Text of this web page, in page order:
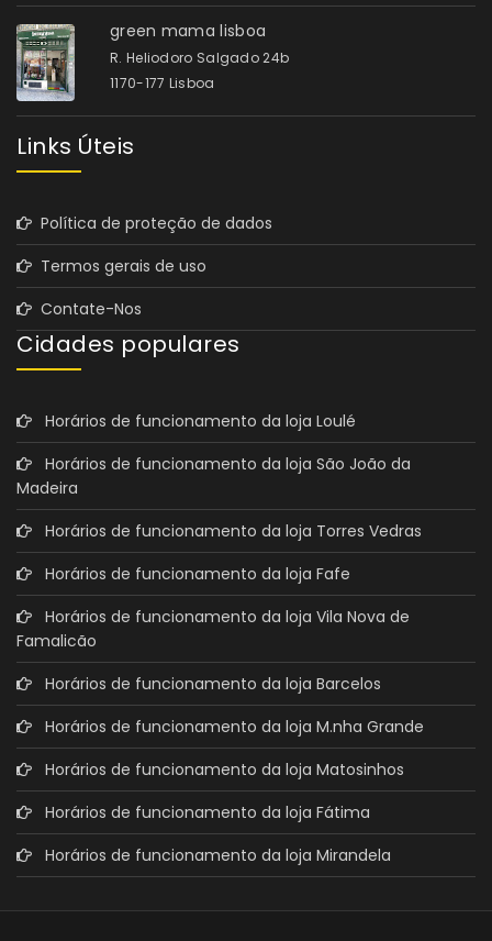
green mama lisboa
R. Heliodoro Salgado 24b
1170-177 Lisboa
Links Úteis
Política de proteção de dados
Termos gerais de uso
Contate-Nos
Cidades populares
Horários de funcionamento da loja Loulé
Horários de funcionamento da loja São João da
Madeira
Horários de funcionamento da loja Torres Vedras
Horários de funcionamento da loja Fafe
Horários de funcionamento da loja Vila Nova de
Famalicão
Horários de funcionamento da loja Barcelos
Horários de funcionamento da loja M.nha Grande
Horários de funcionamento da loja Matosinhos
Horários de funcionamento da loja Fátima
Horários de funcionamento da loja Mirandela